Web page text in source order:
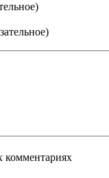
комментариях